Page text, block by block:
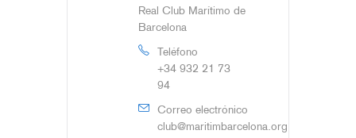
Real Club Marítimo de
Barcelona
Teléfono
+34 932 21 73
94
Correo electrónico
club@maritimbarcelona.org